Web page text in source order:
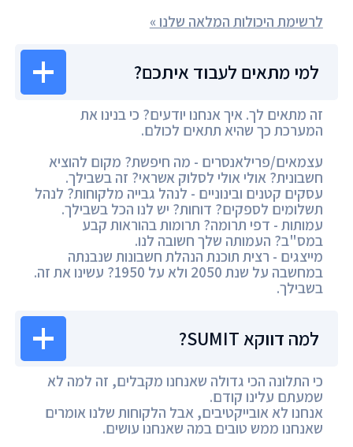
לרשימת היכולות המלאה שלנו »
למי מתאים לעבוד איתכם?
זה מתאים לך. איך אנחנו יודעים? כי בנינו את
המערכת כך שהיא תתאים לכולם.
עצמאים/פרילאנסרים - מה חיפשת? מקום להוציא
חשבונית? אולי אולי לסלוק אשראי? זה בשבילך.
עסקים קטנים ובינוניים - לנהל גבייה מלקוחות? לנהל
תשלומים לספקים? דוחות? יש לנו הכל בשבילך.
עמותות - דפי תרומה? תרומות בהוראות קבע
במס"ב? העמותה שלך חשובה לנו.
מייצגים - רצית תוכנת הנהלת חשבונות שנבנתה
במחשבה על שנת 2050 ולא על 1950? עשינו את זה.
בשבילך.
למה דווקא SUMIT?
כי התלונה הכי גדולה שאנחנו מקבלים, זה למה לא
שמעתם עלינו קודם.
אנחנו לא אובייקטיבים, אבל הלקוחות שלנו אומרים
שאנחנו ממש טובים במה שאנחנו עושים.